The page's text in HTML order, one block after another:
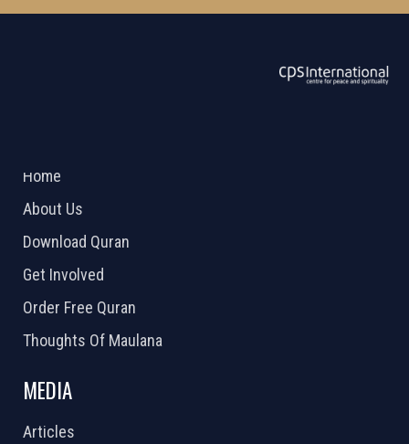
Home
About Us
Download Quran
Get Involved
Order Free Quran
Thoughts Of Maulana
MEDIA
Articles